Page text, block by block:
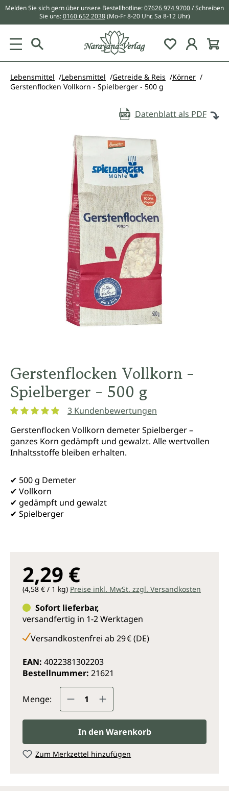
springen
Melden Sie sich gern über unsere Bestellhotline:07626 974 9700/ Schreiben
Sie uns:0160 652 2038 (Mo-Fr 8-20 Uhr, Sa 8-12 Uhr)
Du hast 0
Lebensmittel Lebensmittel Getreide & Reis
Körner
Gerstenflocken Vollkorn - Spielberger - 500 g
Datenblatt als PDF
Bildergalerie überspringen
Gerstenflocken Vollkorn -
Spielberger - 500 g
3 Kundenbewertungen
Gerstenflocken Vollkorn demeter Spielberger –
ganzes Korn gedämpft und gewalzt. Alle wertvollen
Inhaltsstoffe bleiben erhalten.
✔ 500 g Demeter
✔ Vollkorn
✔ gedämpft und gewalzt
✔ Spielberger
2,29 €
(4,58 € / 1 kg) Preise inkl. MwSt. zzgl. Versandkosten
Sofort lieferbar,
versandfertig in 1-2 Werktagen
Versandkostenfrei ab 29 € (DE)
EAN: 4022381302203
Bestellnummer: 21621
Menge: Produkt Anzahl: Gib den
In den Warenkorb
Zum Merkzettel hinzufügen